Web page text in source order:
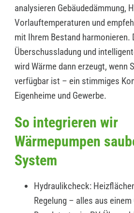
analysieren Gebäudedämmung,
Vorlauftemperaturen und
mit Ihrem Bestand harmonieren.
Überschussladung und
wird Wärme dann erzeugt, wenn
verfügbar ist – ein stimmiges
Eigenheime und Gewerbe.
So integrieren wir
Wärmepumpen
System
Hydraulikcheck:
Regelung – alles aus einem